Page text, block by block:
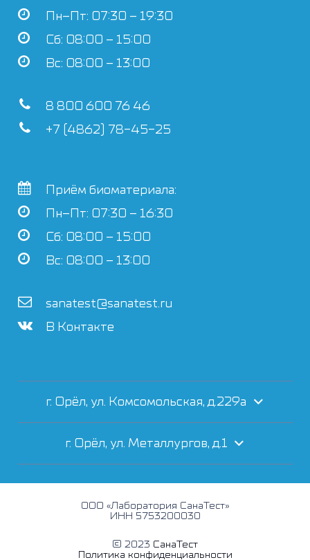
Пн–Пт: 07:30 – 19:30
Сб: 08:00 – 15:00
Вс: 08:00 – 13:00
8 800 600 76 46
+7 (4862) 78-45-25
Приём биоматериала:
Пн–Пт: 07:30 – 16:30
Сб: 08:00 – 15:00
Вс: 08:00 – 13:00
sanatest@sanatest.ru
В Контакте
г. Орёл, ул. Комсомольская, д.229а
г. Орёл, ул. Металлургов, д.1
ООО «Лаборатория СанаТест»
ИНН 5753200030
© 2023 СанаТест
Политика конфиденциальности